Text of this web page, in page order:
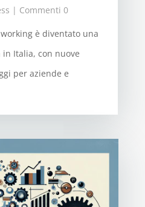
| Commenti 0
è diventato una
Italia, con nuove
per aziende e